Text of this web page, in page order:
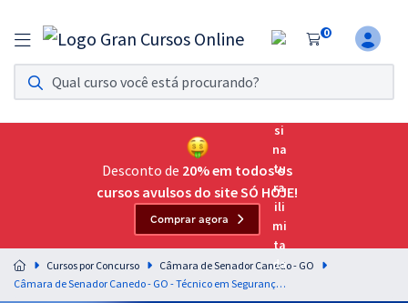
0
Assinatura Ilimitada 11
Acesso a todos os cursos. Teste grátis por 7 dias!
Assinatura OAB Até Passar
Acesso ilimitado a toda preparação para o Exame da
Residências Multiprofissionais
Preparação completa e intensiva para as principais
residências em saúde do Brasil
Desconto de 20% em todos os
cursos avulsos do site SÓ HOJE!
Comprar agora
Cursos por Concurso
Câmara de Senador Canedo - GO
Câmara de Senador Canedo - GO - Técnico em Segurança do Trabalho